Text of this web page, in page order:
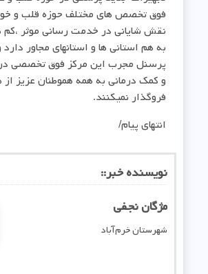
فوق تخصص های مختلف حوزه قلب و
نقش شایانی در خدمت رسانی موثر ،کم
به هم استانی ها و استانهای مجاور
پرسنل مجرب این مرکز فوق تخصصی
و کمک درمانی به همه هموطنان عزیز از
فروگذار نمیکنند.
انتهای پیام/
نویسنده خبر::
مژگان نجفی
شهرستان خرم‌آباد